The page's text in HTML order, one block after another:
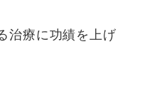
治療に功績を上げ